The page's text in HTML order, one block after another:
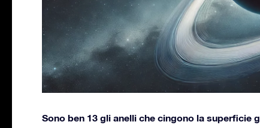
Sono ben 13 gli anelli che cingono la superficie